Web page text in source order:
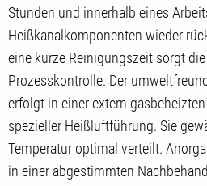
Stunden und innerhalb eines
Heißkanalkomponenten wieder
eine kurze Reinigungszeit sorgt
Prozesskontrolle. Der
erfolgt in einer extern
spezieller Heißluftführung. Sie
Temperatur optimal verteilt.
in einer abgestimmten